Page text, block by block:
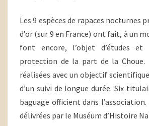
Les 9 espèces de rapaces nocturnes
d’or (sur 9 en France) ont fait, à un
font encore, l’objet d’études et
protection de la part de la Choue.
réalisées avec un objectif
d’un suivi de longue durée. Six
baguage officient dans
délivrées par le Muséum d’Histoire